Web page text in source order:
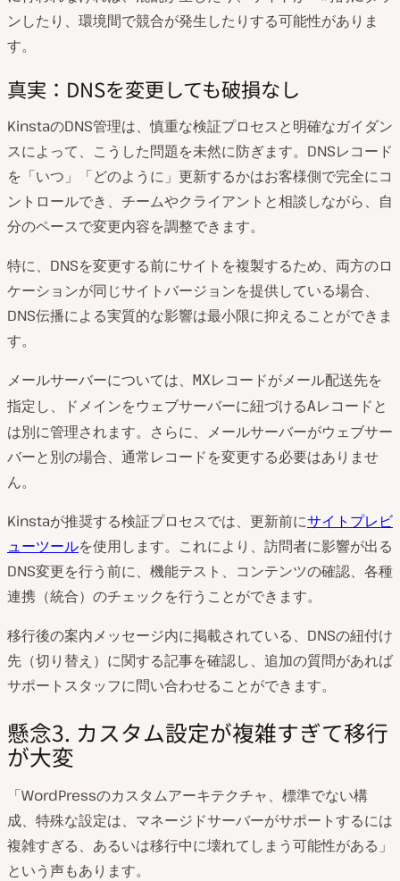
ンしたり、環境間で競合が発生したりする可能性がありま
す。
真実：DNSを変更しても破損なし
KinstaのDNS管理は、慎重な検証プロセスと明確なガイダン
スによって、こうした問題を未然に防ぎます。DNSレコード
を「いつ」「どのように」更新するかはお客様側で完全にコ
ントロールでき、チームやクライアントと相談しながら、自
分のペースで変更内容を調整できます。
特に、DNSを変更する前にサイトを複製するため、両方のロ
ケーションが同じサイトバージョンを提供している場合、
DNS伝播による実質的な影響は最小限に抑えることができま
す。
メールサーバーについては、 MXレコードがメール配送先を
指定し、ドメインをウェブサーバーに紐づけるAレコードと
は別に管理されます。さらに、メールサーバーがウェブサー
バーと別の場合、通常レコードを変更する必要はありませ
ん。
Kinstaが推奨する検証プロセスでは、更新前にサイトプレビ
ューツールを使用します。これにより、訪問者に影響が出る
DNS変更を行う前に、機能テスト、コンテンツの確認、各種
連携（統合）のチェックを行うことができます。
移行後の案内メッセージ内に掲載されている、DNSの紐付け
先（切り替え）に関する記事を確認し、追加の質問があれば
サポートスタッフに問い合わせることができます。
懸念3. カスタム設定が複雑すぎて移行
が大変
「WordPressのカスタムアーキテクチャ、標準でない構
成、特殊な設定は、マネージドサーバーがサポートするには
複雑すぎる、あるいは移行中に壊れてしまう可能性がある」
という声もあります。